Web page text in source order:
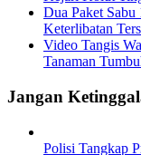
Dua Paket
Keterlibatan
Video Tangis
Tanaman
Jangan
Polisi Tangkap